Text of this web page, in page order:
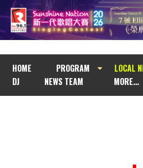
HOME PROGRAM LOCAL
DJ
NEWS TEAM MORE...